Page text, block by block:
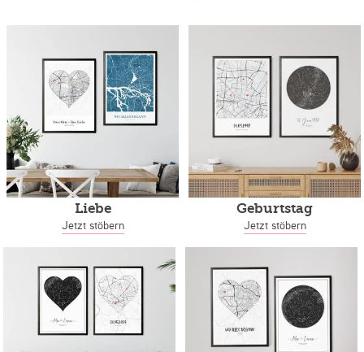
Liebe
Jetzt stöbern
Geburtstag
Jetzt stöbern